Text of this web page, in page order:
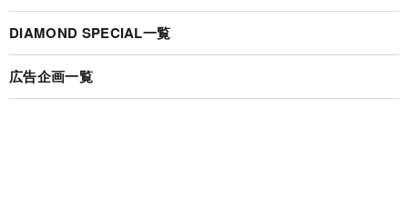
DIAMOND SPECIAL一覧
広告企画一覧